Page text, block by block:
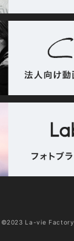
©2023 La-vie Factory